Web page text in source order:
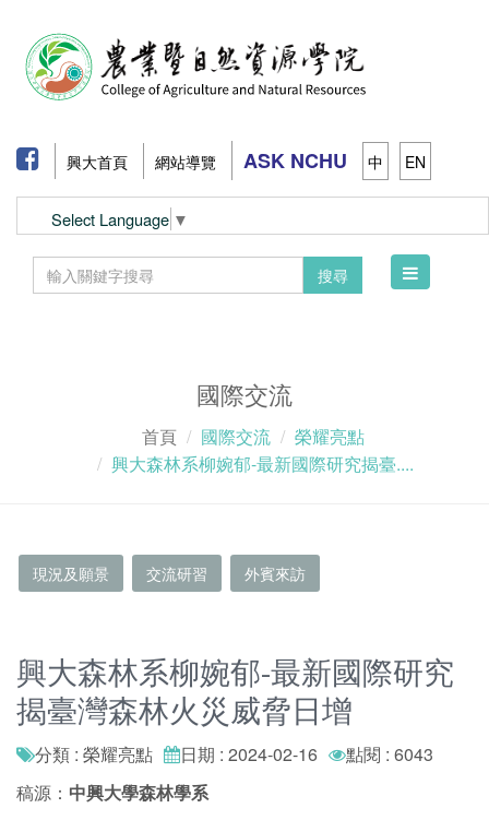
興大首頁 網站導覽 ASK NCHU 中 EN
Select Language ▼
搜尋
Toggle
國際交流
首頁 國際交流
榮耀亮點
興大森林系柳婉郁-最新國際研究揭臺....
現況及願景 交流研習 外賓來訪
興大森林系柳婉郁-最新國際研究
揭臺灣森林火災威脅日增
分類 : 榮耀亮點 日期 : 2024-02-16
點閱 : 6043
稿源： 中興大學森林學系